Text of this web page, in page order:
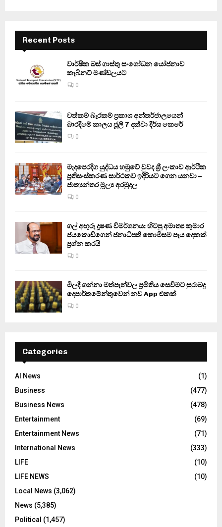
Recent Posts
වාර්ෂික බස් ගාස්තු සංශෝධන යෝජනාව
කැබිනට් මණ්ඩලයට
0
වත්කම් බැරකම් ප්‍රකාශ අන්තර්ජාලයෙන්
බාරදීමේ කාලය ජූලි 7 දක්වා දීර්ඝ කෙරේ
0
මැදපෙරදිග යුද්ධය හමුවේ වුවද ශ්‍රී ලංකාව ආර්ථික
ප්‍රතිසංස්කරණ සාර්ථකව ඉදිරියට ගෙන යනවා –
ජාත්‍යන්තර මූල්‍ය අරමුදල
0
ගල් අඟුරු දූෂණ විමර්ශනය: හිටපු අමාත්‍ය කුමාර
ජයකොඩිගෙන් ජනාධිපති කොමිසම පැය දෙකක්
ප්‍රශ්න කරයි
0
මිලදී ගන්නා මත්පැන්වල ප්‍රමිතිය සෙවීමට සුරාබදු
දෙපාර්තමේන්තුවෙන් නව App එකක්
0
Categories
AI News
(1)
Business
(477)
Business News
(478)
Entertainment
(69)
Entertainment News
(71)
International News
(333)
LIFE
(10)
LIFE NEWS
(10)
Local News (3,062)
News (5,385)
Political (1,457)